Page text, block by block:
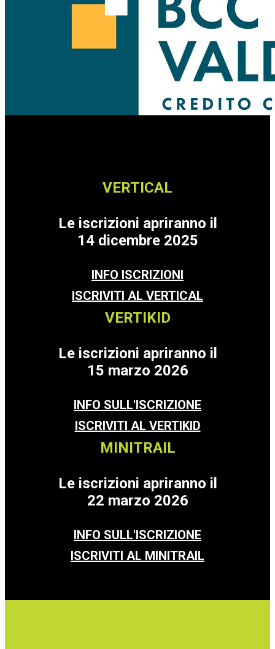
VERTICAL
Le iscrizioni apriranno il
14 dicembre 2025
INFO ISCRIZIONI
ISCRIVITI AL VERTICAL
VERTIKID
Le iscrizioni apriranno il
15 marzo 2026
INFO SULL'ISCRIZIONE
ISCRIVITI AL VERTIKID
MINITRAIL
Le iscrizioni apriranno il
22 marzo 2026
INFO SULL'ISCRIZIONE
ISCRIVITI AL MINITRAIL